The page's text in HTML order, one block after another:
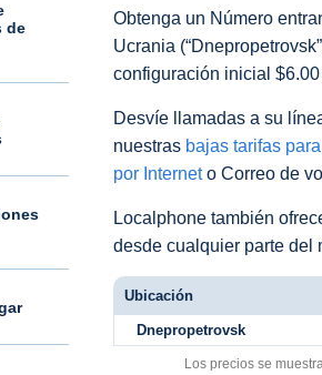
de
Obtenga un Número
Ucrania
configuración inicial
Desvíe llamadas a su
nuestras bajas tarifas
por Interneto Correo de
Localphone también
desde cualquier parte del
Ubicación
Dnepropetrovsk
Los precios se